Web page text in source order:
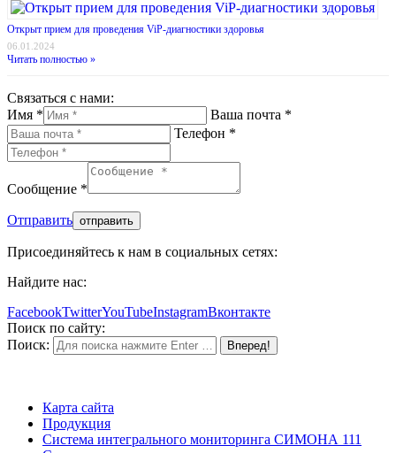
Открыт прием для проведения ViP-диагностики здоровья
06.01.2024
Читать полностью »
Связаться с нами:
Имя *
Ваша почта *
Телефон *
Сообщение *
Отправить
Присоединяйтесь к нам в социальных сетях:
Найдите нас:
FacebookTwitterYouTubeInstagramВконтакте
Поиск по сайту:
Поиск:
Карта сайта
Продукция
Система интегрального мониторинга СИМОНА 111